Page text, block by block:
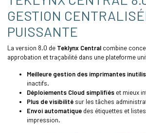
GESTION
PUISSANTE
La version 8.0 de Teklynx Central combine
approbation et traçabilité dans une plateforme
Meilleure gestion des imprimantes
inactifs.
Déploiements Cloud simplifiés et mieux
Plus de visibilité sur les tâches
Envoi automatique des étiquettes et
impression.